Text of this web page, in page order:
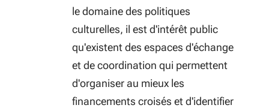
le domaine des politiques
culturelles, il est d'intérêt public
qu'existent des espaces d'échange
et de coordination qui permettent
d'organiser au mieux les
financements croisés et d'identifier